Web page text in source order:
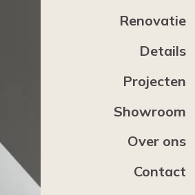
Renovatie
Details
Projecten
Showroom
Over ons
Contact